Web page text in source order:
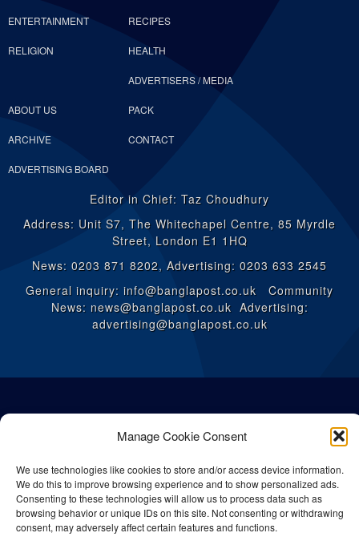
Manage Cookie Consent
We use technologies like cookies to store and/or access device information.
We do this to improve browsing experience and to show personalized ads.
Consenting to these technologies will allow us to process data such as
browsing behavior or unique IDs on this site. Not consenting or withdrawing
consent, may adversely affect certain features and functions.
ENTERTAINMENT RECIPES
RELIGION HEALTH
ABOUT US
ADVERTISERS / MEDIA
PACK
ARCHIVE CONTACT
ADVERTISING BOARD
Editor in Chief: Taz Choudhury
Address: Unit S7, The Whitechapel Centre, 85 Myrdle
Street, London E1 1HQ
News: 0203 871 8202, Advertising: 0203 633 2545
General inquiry: info@banglapost.co.uk Community
News: news@banglapost.co.uk Advertising:
advertising@banglapost.co.uk